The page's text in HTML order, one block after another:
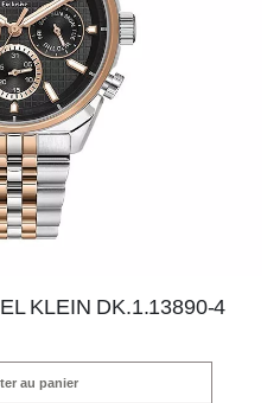
KLEIN DK.1.13890-4
au panier